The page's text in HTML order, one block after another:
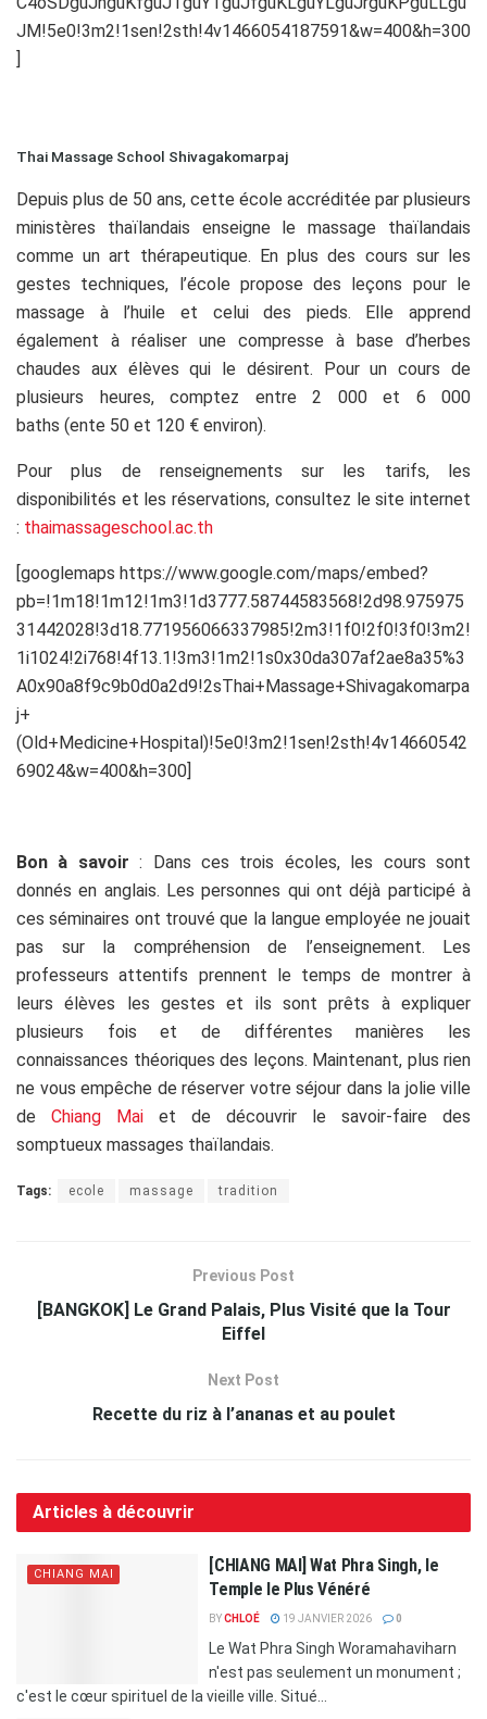
JM!5e0!3m2!1sen!2sth!4v1466054187591&w=400&h=300
]
Thai Massage School Shivagakomarpaj
Depuis plus de 50 ans, cette école accréditée par plusieurs
ministères thaïlandais enseigne le massage thaïlandais
comme un art thérapeutique. En plus des cours sur les
gestes techniques, l’école propose des leçons pour le
massage à l’huile et celui des pieds. Elle apprend
également à réaliser une compresse à base d’herbes
chaudes aux élèves qui le désirent. Pour un cours de
plusieurs heures, comptez entre 2 000 et 6 000
baths (ente 50 et 120 € environ).
Pour plus de renseignements sur les tarifs, les
disponibilités et les réservations, consultez le site internet
: thaimassageschool.ac.th
[googlemaps https://www.google.com/maps/embed?
pb=!1m18!1m12!1m3!1d3777.58744583568!2d98.975975
31442028!3d18.771956066337985!2m3!1f0!2f0!3f0!3m2!
1i1024!2i768!4f13.1!3m3!1m2!1s0x30da307af2ae8a35%3
A0x90a8f9c9b0d0a2d9!2sThai+Massage+Shivagakomarpa
j+
(Old+Medicine+Hospital)!5e0!3m2!1sen!2sth!4v14660542
69024&w=400&h=300]
Bon à savoir : Dans ces trois écoles, les cours sont
donnés en anglais. Les personnes qui ont déjà participé à
ces séminaires ont trouvé que la langue employée ne jouait
pas sur la compréhension de l’enseignement. Les
professeurs attentifs prennent le temps de montrer à
leurs élèves les gestes et ils sont prêts à expliquer
plusieurs fois et de différentes manières les
connaissances théoriques des leçons. Maintenant, plus rien
ne vous empêche de réserver votre séjour dans la jolie ville
de Chiang Mai et de découvrir le savoir-faire des
somptueux massages thaïlandais.
Tags: ecole massage tradition
Previous Post
[BANGKOK] Le Grand Palais, Plus Visité que la Tour
Eiffel
Next Post
Recette du riz à l’ananas et au poulet
Articles à découvrir
CHIANG MAI
[CHIANG MAI] Wat Phra Singh, le
Temple le Plus Vénéré
BYCHLOÉ 19 JANVIER 2026 0
Le Wat Phra Singh Woramahaviharn
n'est pas seulement un monument ;
c'est le cœur spirituel de la vieille ville. Situé...